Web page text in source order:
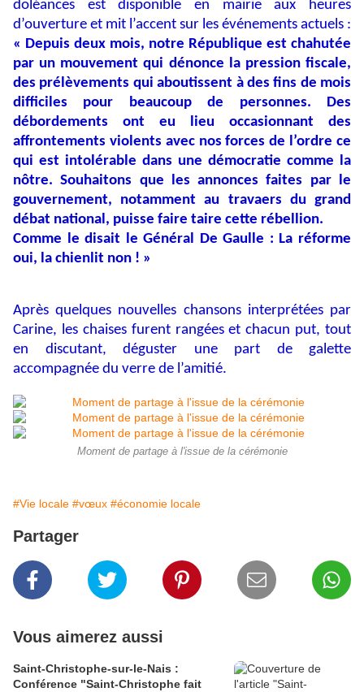
doléances est disponible en mairie aux heures
d’ouverture et mit l’accent sur les événements actuels :
« Depuis deux mois, notre République est chahutée
par un mouvement qui dénonce la pression fiscale,
des prélèvements qui aboutissent à des fins de mois
difficiles pour beaucoup de personnes. Des
débordements ont eu lieu occasionnant des
affrontements violents avec nos forces de l’ordre ce
qui est intolérable dans une démocratie comme la
nôtre. Souhaitons que les annonces faites par le
gouvernement, notamment au travaers du grand
débat national, puisse faire taire cette rébellion.
Comme le disait le Général De Gaulle : La réforme
oui, la chienlit non ! »
Après quelques nouvelles chansons interprétées par
Carine, les chaises furent rangées et chacun put, tout
en discutant, déguster une part de galette
accompagnée du verre de l’amitié.
Moment de partage à l'issue de la cérémonie
#Vie locale #vœux #économie locale
Partager
Vous aimerez aussi
Saint-Christophe-sur-le-Nais :
Conférence "Saint-Christophe fait